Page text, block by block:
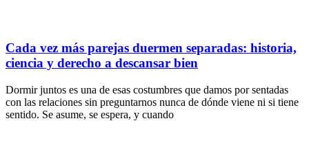
Cada vez más parejas duermen separadas: historia,
ciencia y derecho a descansar bien
Dormir juntos es una de esas costumbres que damos por sentadas
con las relaciones sin preguntarnos nunca de dónde viene ni si tiene
sentido. Se asume, se espera, y cuando